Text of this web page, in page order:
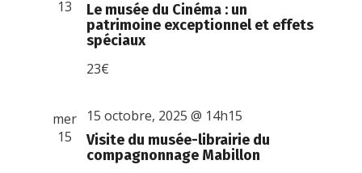
13
Le musée du Cinéma : un
patrimoine exceptionnel et effets
spéciaux
23€
mer
15
Visite du musée-librairie du
compagnonnage Mabillon
15 octobre, 2025 @ 14h15